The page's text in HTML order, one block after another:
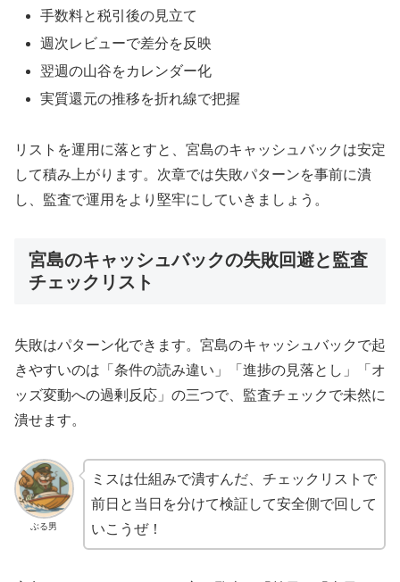
手数料と税引後の見立て
週次レビューで差分を反映
翌週の山谷をカレンダー化
実質還元の推移を折れ線で把握
リストを運用に落とすと、宮島のキャッシュバックは安定
して積み上がります。次章では失敗パターンを事前に潰
し、監査で運用をより堅牢にしていきましょう。
宮島のキャッシュバックの失敗回避と監査
チェックリスト
失敗はパターン化できます。宮島のキャッシュバックで起
きやすいのは「条件の読み違い」「進捗の見落とし」「オ
ッズ変動への過剰反応」の三つで、監査チェックで未然に
潰せます。
ぶる男
ミスは仕組みで潰すんだ、チェックリストで
前日と当日を分けて検証して安全側で回して
いこうぜ！